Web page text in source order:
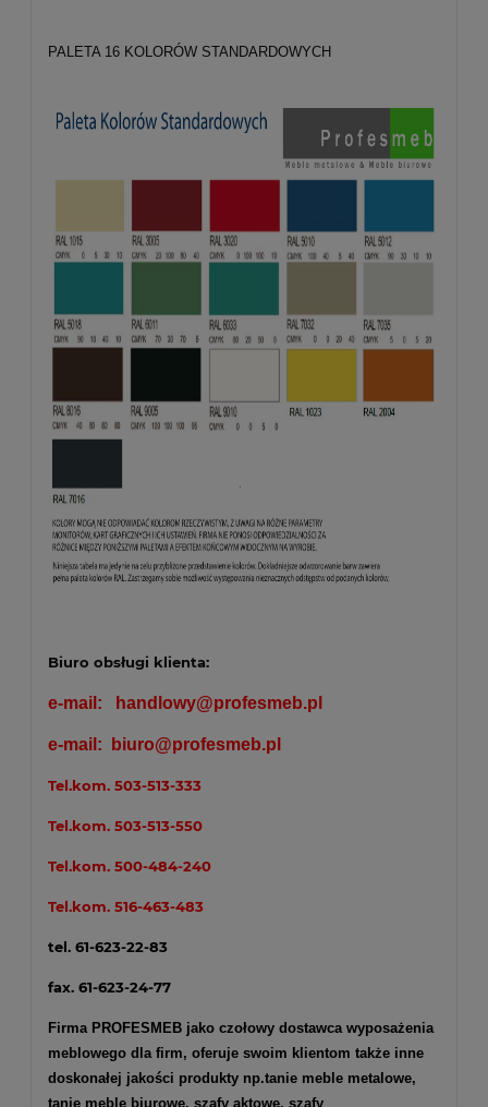
PALETA 16 KOLORÓW STANDARDOWYCH
Biuro obsługi klienta:
e-mail: handlowy@profesmeb.pl
e-mail: biuro@profesmeb.pl
Tel.kom. 503-513-333
Tel.kom. 503-513-550
Tel.kom. 500-484-240
Tel.kom. 516-463-483
tel. 61-623-22-83
fax. 61-623-24-77
Firma PROFESMEB jako czołowy dostawca wyposażenia
meblowego dla firm, oferuje swoim klientom także inne
doskonałej jakości produkty np.tanie meble metalowe,
tanie meble biurowe, szafy aktowe, szafy